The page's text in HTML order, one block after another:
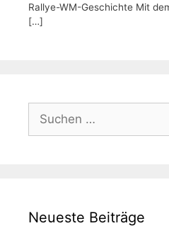
Rallye-WM-Geschichte Mit
[…]
Suchen
nach:
Neueste Beiträge